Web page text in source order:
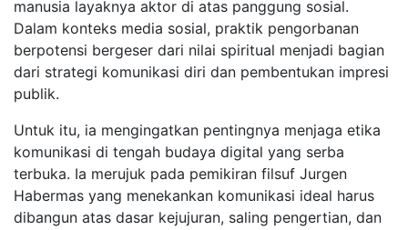
manusia layaknya aktor di atas panggung sosial.
Dalam konteks media sosial, praktik pengorbanan
berpotensi bergeser dari nilai spiritual menjadi bagian
dari strategi komunikasi diri dan pembentukan impresi
publik.
Untuk itu, ia mengingatkan pentingnya menjaga etika
komunikasi di tengah budaya digital yang serba
terbuka. Ia merujuk pada pemikiran filsuf Jurgen
Habermas yang menekankan komunikasi ideal harus
dibangun atas dasar kejujuran, saling pengertian, dan